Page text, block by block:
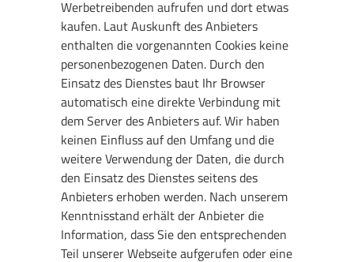
Werbetreibenden aufrufen und dort etwas
kaufen. Laut Auskunft des Anbieters
enthalten die vorgenannten Cookies keine
personenbezogenen Daten. Durch den
Einsatz des Dienstes baut Ihr Browser
automatisch eine direkte Verbindung mit
dem Server des Anbieters auf. Wir haben
keinen Einfluss auf den Umfang und die
weitere Verwendung der Daten, die durch
den Einsatz des Dienstes seitens des
Anbieters erhoben werden. Nach unserem
Kenntnisstand erhält der Anbieter die
Information, dass Sie den entsprechenden
Teil unserer Webseite aufgerufen oder eine